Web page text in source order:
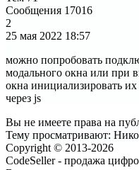
Сообщения 17016
2
25 мая 2022 18:57
можно попробовать
модального окна или при
окна инициализировать
через js
Вы не имеете права на
Тему просматривают:
Copyright © 2013-2026
CodeSeller - продажа